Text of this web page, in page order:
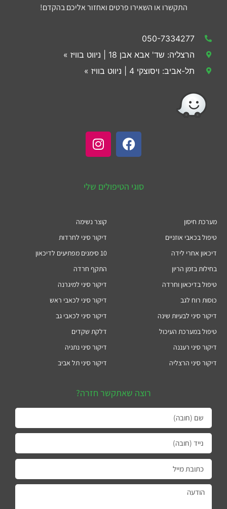
התקשרו או השאירו פרטים ואחזור אליכם בהקדם!
050-7334277
הרצליה: שד' אבא אבן 18 | ניווט בוויז »
תל-אביב: ויסוצקי 4 | ניווט בוויז »
סוגי הטיפולים שלי
מערכת חיסון
טיפול בכאבי אוזניים
דיכאון אחרי לידה
בחילות בזמן הריון
טיפול בדיכאון וחרדה
כוסות רוח לגב
דיקור סיני לבעיות שינה
טיפול במערכת העיכול
דיקור סיני רעננה
דיקור סיני הרצליה
קוצר נשימה
דיקור סיני לחרדות
10 סימנים מפתיעים לדיכאון
התקף חרדה
דיקור סיני למיגרנה
דיקור סיני לכאבי ראש
דיקור סיני לכאבי גב
דלקת שקדים
דיקור סיני נתניה
דיקור סיני תל אביב
רוצה שאתקשר חזרה?